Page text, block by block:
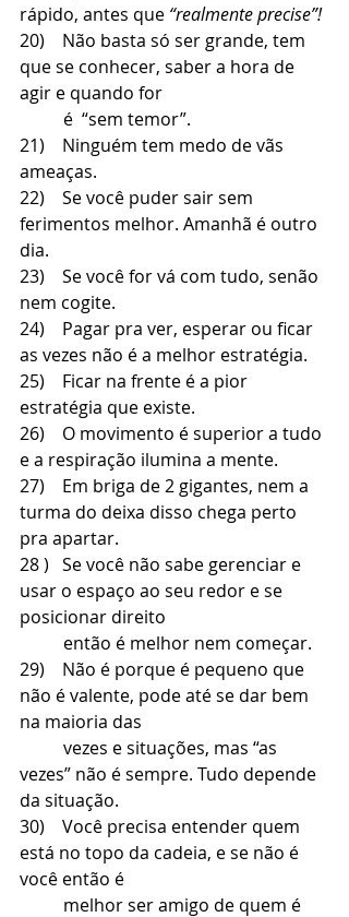
rápido, antes que “realmente precise”!
20)    Não basta só ser grande, tem
que se conhecer, saber a hora de
agir e quando for
          é  “sem temor”.
21)    Ninguém tem medo de vãs
ameaças.
22)    Se você puder sair sem
ferimentos melhor. Amanhã é outro
dia.
23)    Se você for vá com tudo, senão
nem cogite.
24)    Pagar pra ver, esperar ou ficar
as vezes não é a melhor estratégia.
25)    Ficar na frente é a pior
estratégia que existe.
26)    O movimento é superior a tudo
e a respiração ilumina a mente.
27)    Em briga de 2 gigantes, nem a
turma do deixa disso chega perto
pra apartar.
28 )   Se você não sabe gerenciar e
usar o espaço ao seu redor e se
posicionar direito
          então é melhor nem começar.
29)    Não é porque é pequeno que
não é valente, pode até se dar bem
na maioria das
vezes” não é sempre. Tudo depende
da situação.
30)    Você precisa entender quem
está no topo da cadeia, e se não é
você então é